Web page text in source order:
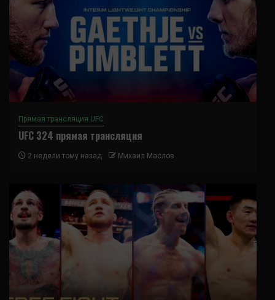
Прямая трансляция UFC
UFC 324 прямая трансляция
2 недели тому назад Михаил Маслов